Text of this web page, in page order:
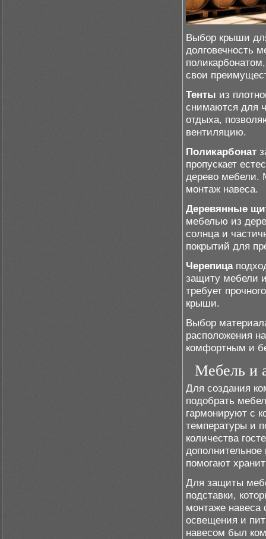
Выбор крыши
долговечность
свои
Тенты из
снимаются для
отдыха,
вентиляцию.
Поликарбонат
пропускает
дерево мебели.
монтаж навеса.
Деревянные
мебелью из
солнца и
покрытий для
Черепица
защиту мебели
требует
крыши.
Выбор
расположения
комфортным и
Мебель и
Для создания
подобрать
гармонируют с
температуры и
количества
помогают
Для защиты
подставки,
монтаже навеса
освещения и
навесом был